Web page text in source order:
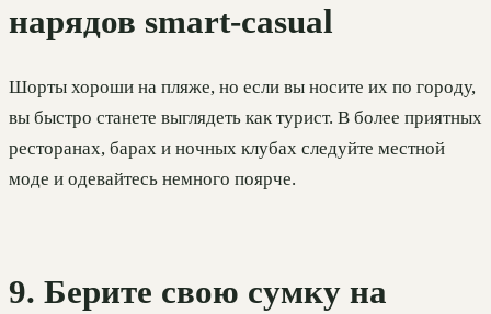
нарядов smart-casual
Шорты хороши на пляже, но если вы носите их по городу,
вы быстро станете выглядеть как турист. В более приятных
ресторанах, барах и ночных клубах следуйте местной
моде и одевайтесь немного поярче.
9. Берите свою сумку на